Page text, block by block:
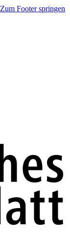
Zum Footer springen